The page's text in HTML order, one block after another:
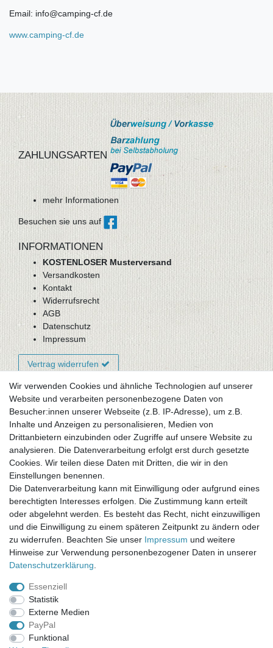
Email: info@camping-cf.de
www.camping-cf.de
ZAHLUNGSARTEN
mehr Informationen
Besuchen sie uns auf
INFORMATIONEN
KOSTENLOSER Musterversand
Versandkosten
Kontakt
Widerrufsrecht
AGB
Datenschutz
Impressum
Vertrag widerrufen
Newsletter-Anmeldung
FAQ / Fragen
Mein Warenkorb
Mein Merkzettel
Mein Konto
UNSER LADENGESCHÄFT
Gottlieb-Daimler-Str. 10
33334 Gütersloh
ÖFFNUNGSZEITEN
Montag - Dienstag: 8.00 - 18.00 Uhr, Mittwoch Ruhetag,
Donnerstag: 8.00 - 18.00 Uhr, Freitag 8.00 - 14.00 Uhr
KUNDENSERVICE
Telefon: (05241) 403 22 38
E-Mail: info@stoffamstueck.de
Wir verwenden Cookies und ähnliche Technologien auf unserer
Website und verarbeiten personenbezogene Daten von
Besucher:innen unserer Webseite (z.B. IP-Adresse), um z.B.
Inhalte und Anzeigen zu personalisieren, Medien von
Drittanbietern einzubinden oder Zugriffe auf unsere Website zu
analysieren. Die Datenverarbeitung erfolgt erst durch gesetzte
Cookies. Wir teilen diese Daten mit Dritten, die wir in den
Einstellungen benennen.
Die Datenverarbeitung kann mit Einwilligung oder aufgrund eines
berechtigten Interesses erfolgen. Die Zustimmung kann erteilt
oder abgelehnt werden. Es besteht das Recht, nicht einzuwilligen
und die Einwilligung zu einem späteren Zeitpunkt zu ändern oder
zu widerrufen. Beachten Sie unser Impressum und weitere
Hinweise zur Verwendung personenbezogener Daten in unserer
Daten­schutz­erklärung
Essenziell
Statistik
Externe Medien
PayPal
Funktional